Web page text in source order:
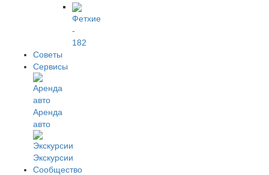
Фетхие
-
182
Советы
Сервисы
Аренда
авто
Экскурсии
Сообщество